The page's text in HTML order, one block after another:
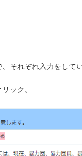
それぞれ入力をしてい
ック。